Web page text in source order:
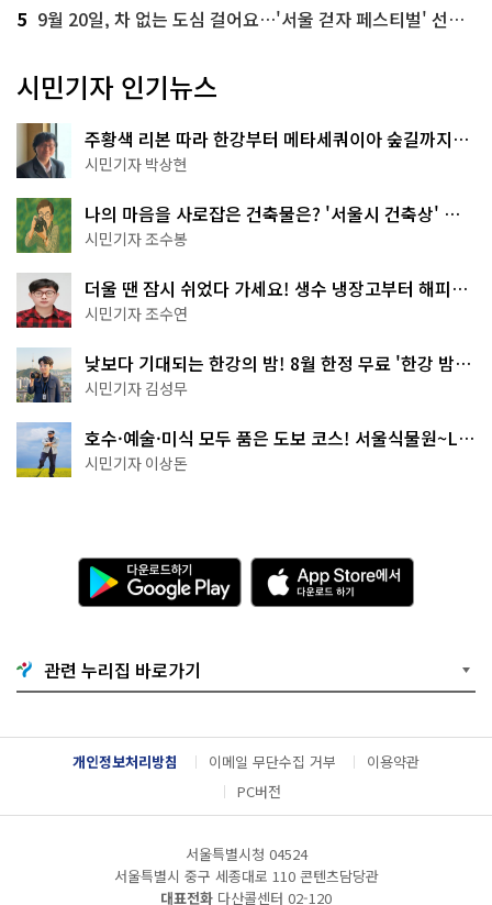
5 9월 20일, 차 없는 도심 걸어요…'서울 걷자 페스티벌' 선착순 5천명
시민기자 인기뉴스
주황색 리본 따라 한강부터 메타세쿼이아 숲길까지…
서울둘레길 15코스
시민기자 박상현
나의 마음을 사로잡은 건축물은? '서울시 건축상' 수
상작 공개!
시민기자 조수봉
더울 땐 잠시 쉬었다 가세요! 생수 냉장고부터 해피소
·무더위쉼터까지
시민기자 조수연
낮보다 기대되는 한강의 밤! 8월 한정 무료 '한강 밤
핑' 예약은?
시민기자 김성무
호수·예술·미식 모두 품은 도보 코스! 서울식물원~LG
아트센터~마곡테라스거리
시민기자 이상돈
다
운
로
기
G
o
g
l
e
l
A
p
p
e
서
다
운
드
관련 누리집 바로가기
개인정보처리방침 이메일 무단수집 거부
이용약관
PC버전
서울특별시청 04524
서울특별시 중구 세종대로 110 콘텐츠담당관
대표전화 다산콜센터 02-120